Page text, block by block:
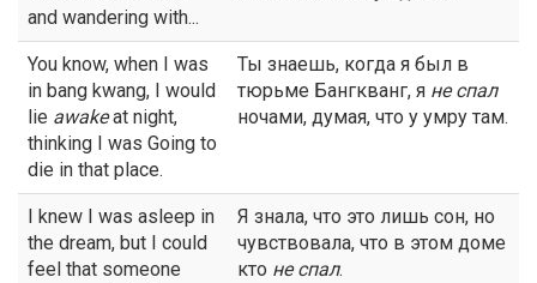
and wandering with...
You know, when I was
in bang kwang, I would
lie awakeat night,
thinking I was Going to
die in that place.
Ты знаешь, когда я был в
тюрьме Бангкванг, я не спал
ночами, думая, что у умру там.
I knew I was asleep in
the dream, but I could
feel that someone
Я знала, что это лишь сон, но
чувствовала, что в этом доме
кто не спал.